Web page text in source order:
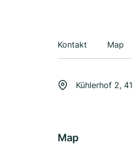
Kontakt Map
Kühlerhof 2,
Map